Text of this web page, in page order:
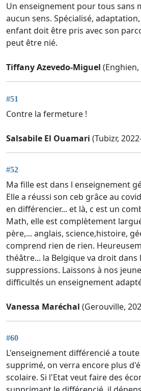
Un enseignement pour tous sans
aucun sens. Spécialisé,
enfant doit être pris avec son
peut être nié.
Tiffany Azevedo-Miguel (Enghien,
#51
Contre la fermeture !
Salsabile El Ouamari (Tubizr,
#52
Ma fille est dans l enseignement
Elle a réussi son ceb grâce au
en différencier... et là, c est un
Math, elle est complètement
père,... anglais, science,histoire,
comprend rien de rien.
théâtre... la Belgique va droit dans
suppressions. Laissons à nos
difficultés un enseignement
Vanessa Maréchal (Gerouville,
#60
L'enseignement différencié a
supprimé, on verra encore plus
scolaire. Si l'Etat veut faire des